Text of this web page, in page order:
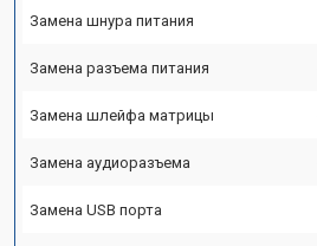
Замена шнура питания
Замена разъема питания
Замена шлейфа матрицы
Замена аудиоразъема
Замена USB порта